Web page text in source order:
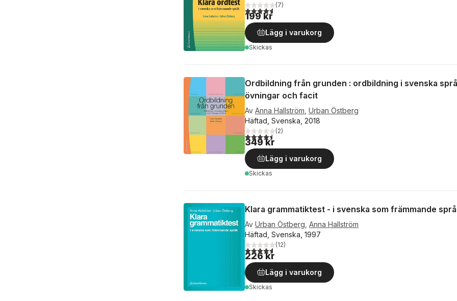
4,6utav 5 stjärnor. Totalt antal röster:
(7)
199 kr
Lägg i varukorg
Skickas
Ordbildning från grunden : ordbildning i svenska
övningar och facit
Av Anna Hallström Urban Östberg
Häftad, Svenska, 2018
4,5utav 5 stjärnor. Totalt antal röster:
(2)
349 kr
Lägg i varukorg
Skickas
Klara grammatiktest - i svenska som främmande
Av Urban Östberg Anna Hallström
Häftad, Svenska, 1997
4,6utav 5 stjärnor. Totalt antal röster:
(12)
226 kr
Lägg i varukorg
Skickas